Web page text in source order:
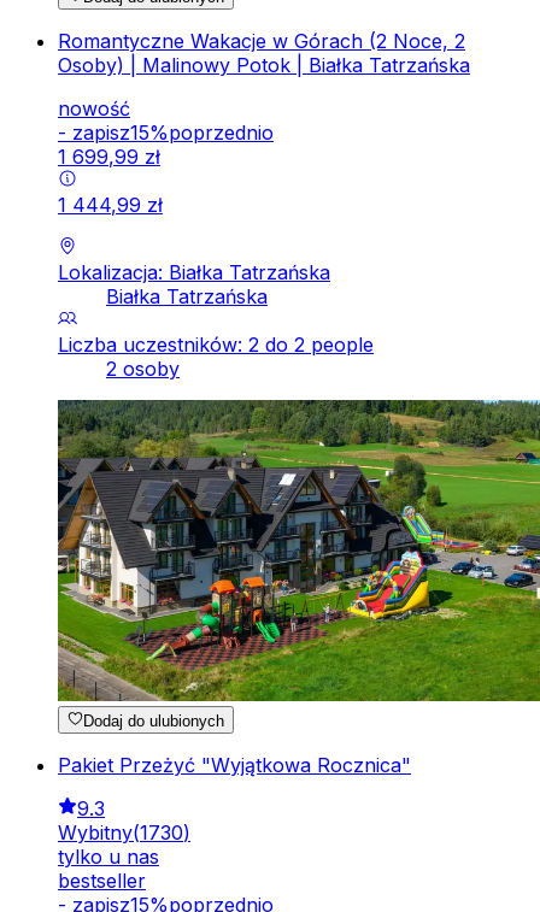
Romantyczne Wakacje w Górach (2 Noce, 2
Osoby) | Malinowy Potok | Białka Tatrzańska
nowość
- zapisz15%poprzednio
1 699,99 zł
1 444,99 zł
Lokalizacja: Białka Tatrzańska
Białka Tatrzańska
Liczba uczestników: 2 do 2 people
2 osoby
Dodaj do ulubionych
Pakiet Przeżyć "Wyjątkowa Rocznica"
9.3
Wybitny(1730)
tylko u nas
bestseller
- zapisz15%poprzednio